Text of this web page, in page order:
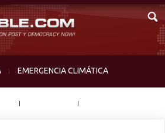
EMERGENCIA CLIMÁTICA